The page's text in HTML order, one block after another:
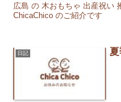
広島 の 木おもちゃ 出産祝い
ChicaChico のご紹介です
日記 夏